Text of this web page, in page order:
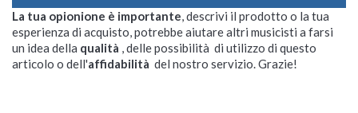
La tua opionione è importante, descrivi il prodotto o la tua
esperienza di acquisto, potrebbe aiutare altri musicisti a farsi
un idea della qualità , delle possibilità di utilizzo di questo
articolo o dell'affidabilità del nostro servizio. Grazie!